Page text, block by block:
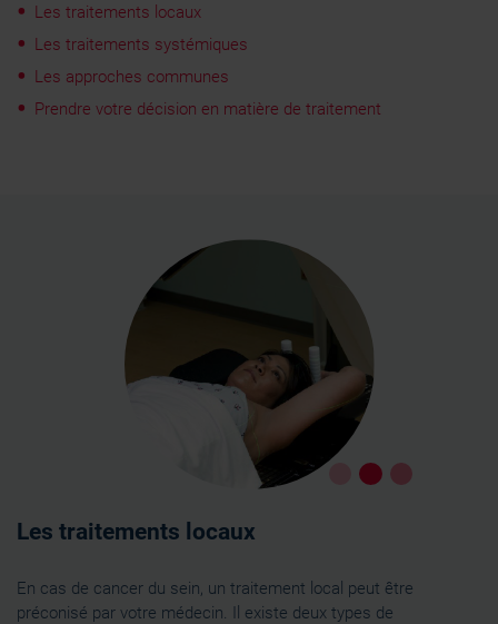
Les traitements locaux
Les traitements systémiques
Les approches communes
Prendre votre décision en matière de traitement
Les traitements locaux
En cas de cancer du sein, un traitement local peut être
préconisé par votre médecin. Il existe deux types de